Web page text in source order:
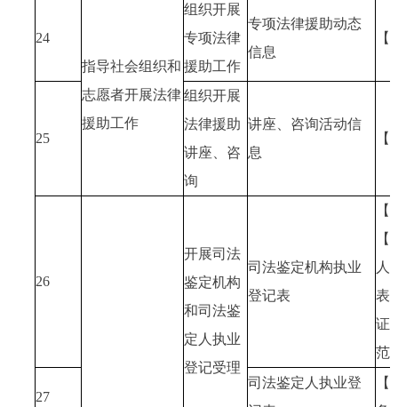
24
指导社会组织和
志愿者开展法律
援助工作
组织开展
专项法律
援助工作
专项法律援助动态
信息
25
组织开展
法律援助
讲座、咨
询
讲座、咨询活动信
息
26
开展司法
鉴定机构
和司法鉴
定人执业
登记受理
司法鉴定机构执业
登记表
人
表
证
范
27
司法鉴定人执业登